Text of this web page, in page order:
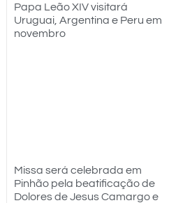
Papa Leão XIV visitará
Uruguai, Argentina e Peru em
novembro
Missa será celebrada em
Pinhão pela beatificação de
Dolores de Jesus Camargo e